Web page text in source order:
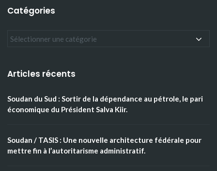
Catégories
Articles récents
Soudan du Sud : Sortir de la dépendance au pétrole, le pari
économique du Président Salva Kiir.
Soudan / TASIS : Une nouvelle architecture fédérale pour
mettre fin à l’autoritarisme administratif.